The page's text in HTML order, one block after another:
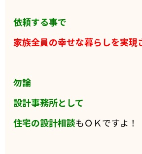
依頼する事で
家族全員の幸せな暮らしを実現
勿論
設計事務所として
住宅の設計相談もＯＫですよ！